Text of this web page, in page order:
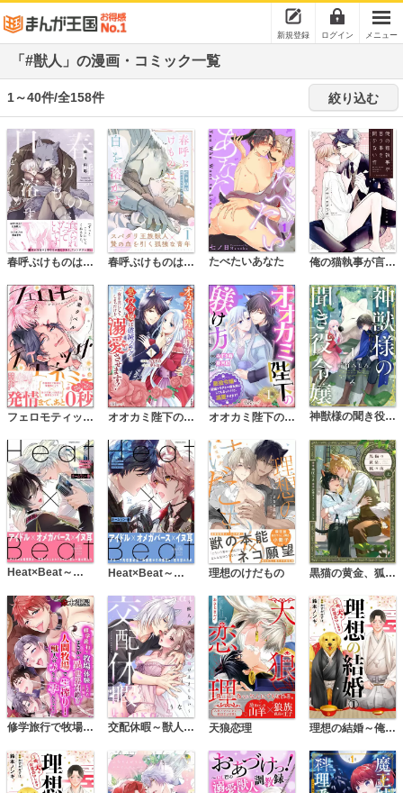
新規登録 ログイン メニュー
「#獣人」の漫画・コミック一覧
1～40件/全158件 絞り込む
春呼ぶけものは白を溶かす【単行本版】 春呼ぶけものは白を溶かす たべたいあなた 俺の猫執事が言う事を聞かない件
フェロモティック・エネミー オオカミ陛下の躾け方 悪役令嬢は破滅フラグと一夜を共にしてしまったけど、溺愛させます！ コミック版 オオカミ陛下の躾け方 悪役令嬢は破滅フラグと一夜を共にしてしまったけど、溺愛させます！ コミック版（分冊版） 神獣様の聞き役令嬢【電子単行本】
Heat×Beat～オメガだけどアイドル始めました～【電子コミック限定特典付き】 Heat×Beat～引きこもりオメガがアイドルに!?～ 理想のけだもの 黒猫の黄金、狐の夜
修学旅行で牧場体験したら まさかの異世界召喚！？人間牧場で生搾り！獣人の赤ちゃん孕んじゃう 交配休暇～獣人夫の本気の発情が止まらない 天狼恋理 理想の結婚～俺、犬とお見合いします